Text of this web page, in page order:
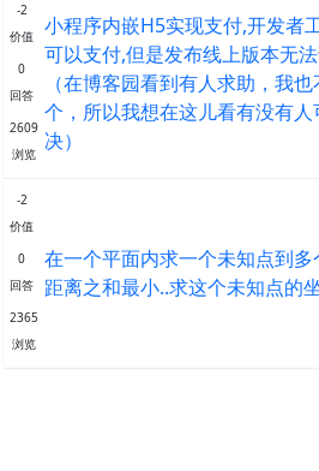
-2
价值
0
回答
2609
浏览
小程序内嵌H5实现支付,开发者
可以支付,但是发布线上版本无
（在博客园看到有人求助，我
个，所以我想在这儿看有没有
决）
-2
价值
0
回答
2365
浏览
在一个平面内求一个未知点到多
距离之和最小..求这个未知点的